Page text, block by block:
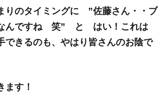
りのタイミングに ”佐藤さん・・ブ
んですね 笑” と はい！これは
できるのも、やはり皆さんのお陰で
ます！